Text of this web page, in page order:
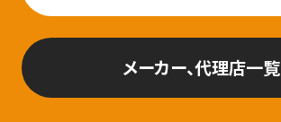
メーカー、代理店一覧